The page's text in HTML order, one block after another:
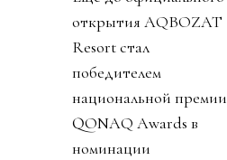
открытия AQBOZAT
Resort стал
победителем
национальной премии
QONAQ Awards в
номинации